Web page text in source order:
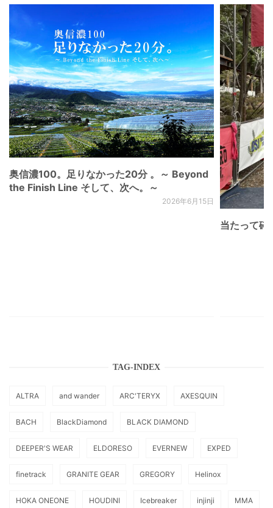
奥信濃100。足りなかった20分 。～ Beyond
the Finish Line そして、次へ。～
2026年6月15日
当たって砕
TAG-INDEX
ALTRA and wander ARC'TERYX AXESQUIN
BACH BlackDiamond BLACK DIAMOND
DEEPER'S WEAR ELDORESO EVERNEW EXPED
finetrack GRANITE GEAR GREGORY Helinox
HOKA ONEONE HOUDINI Icebreaker injinji MMA